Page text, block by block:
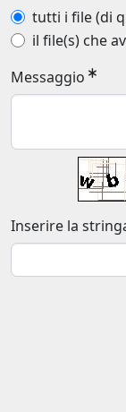
tutti i file (di
il file(s) che
Messaggio
Inserire la